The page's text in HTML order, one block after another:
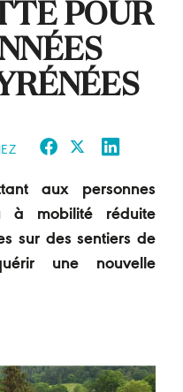
POUR
aux personnes
à mobilité réduite
sur des sentiers de
une nouvelle